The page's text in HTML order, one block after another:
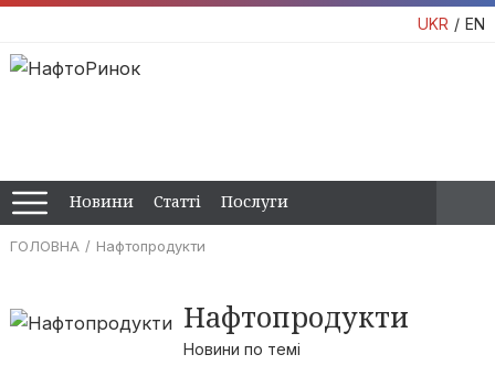
UKR EN
Новини Статті Послуги
ГОЛОВНА Нафтопродукти
Нафтопродукти
Новини по темі